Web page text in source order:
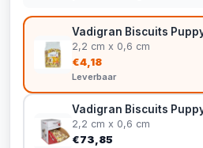
Vadigran Biscuits
2,2 cm x 0,6 cm
€4,18
Leverbaar
Vadigran Biscuits
2,2 cm x 0,6 cm
€73,85